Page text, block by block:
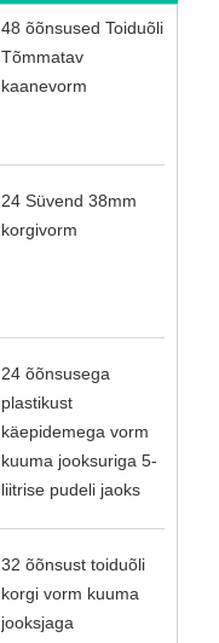
48 õõnsused Toiduõli
Tõmmatav
kaanevorm
24 Süvend 38mm
korgivorm
24 õõnsusega
plastikust
käepidemega vorm
kuuma jooksuriga 5-
liitrise pudeli jaoks
32 õõnsust toiduõli
korgi vorm kuuma
jooksjaga